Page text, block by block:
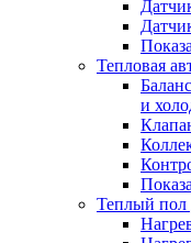
Тепловая
и
Теплый